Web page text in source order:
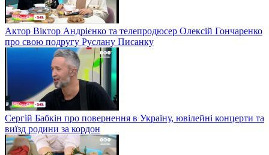
Актор Віктор Андрієнко та телепродюсер Олексій Гончаренко
про свою подругу Руслану Писанку
Сергій Бабкін про повернення в Україну, ювілейні концерти та
виїзд родини за кордон